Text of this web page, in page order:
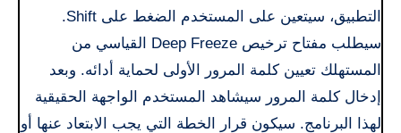
التطبيق، سيتعين على المستخدم الضغط على Shift.
سيطلب مفتاح ترخيص Deep Freeze القياسي من
المستهلك تعيين كلمة المرور الأولى لحماية أدائه. وبعد
إدخال كلمة المرور سيشاهد المستخدم الواجهة الحقيقية
لهذا البرنامج. سيكون قرار الخطة التي يجب الابتعاد عنها أو